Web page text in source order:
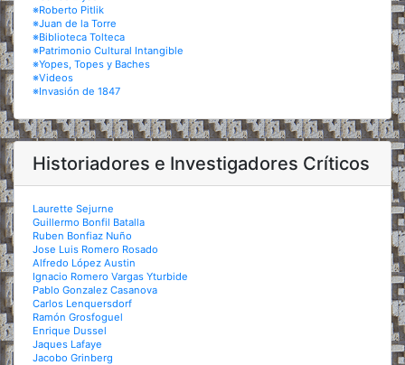
※Roberto Pitlik
※Juan de la Torre
※Biblioteca Tolteca
※Patrimonio Cultural Intangible
※Yopes, Topes y Baches
※Videos
※Invasión de 1847
Historiadores e Investigadores Críticos
Laurette Sejurne
Guillermo Bonfil Batalla
Ruben Bonfiaz Nuño
Jose Luis Romero Rosado
Alfredo López Austin
Ignacio Romero Vargas Yturbide
Pablo Gonzalez Casanova
Carlos Lenquersdorf
Ramón Grosfoguel
Enrique Dussel
Jaques Lafaye
Jacobo Grinberg